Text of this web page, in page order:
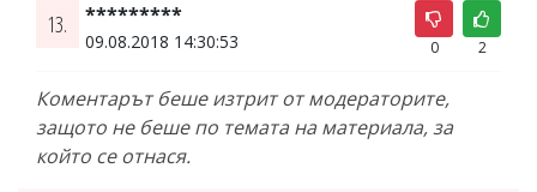
13. *********
09.08.2018 14:30:53 0 2
Коментарът беше изтрит от модераторите,
защото не беше по темата на материала, за
който се отнася.